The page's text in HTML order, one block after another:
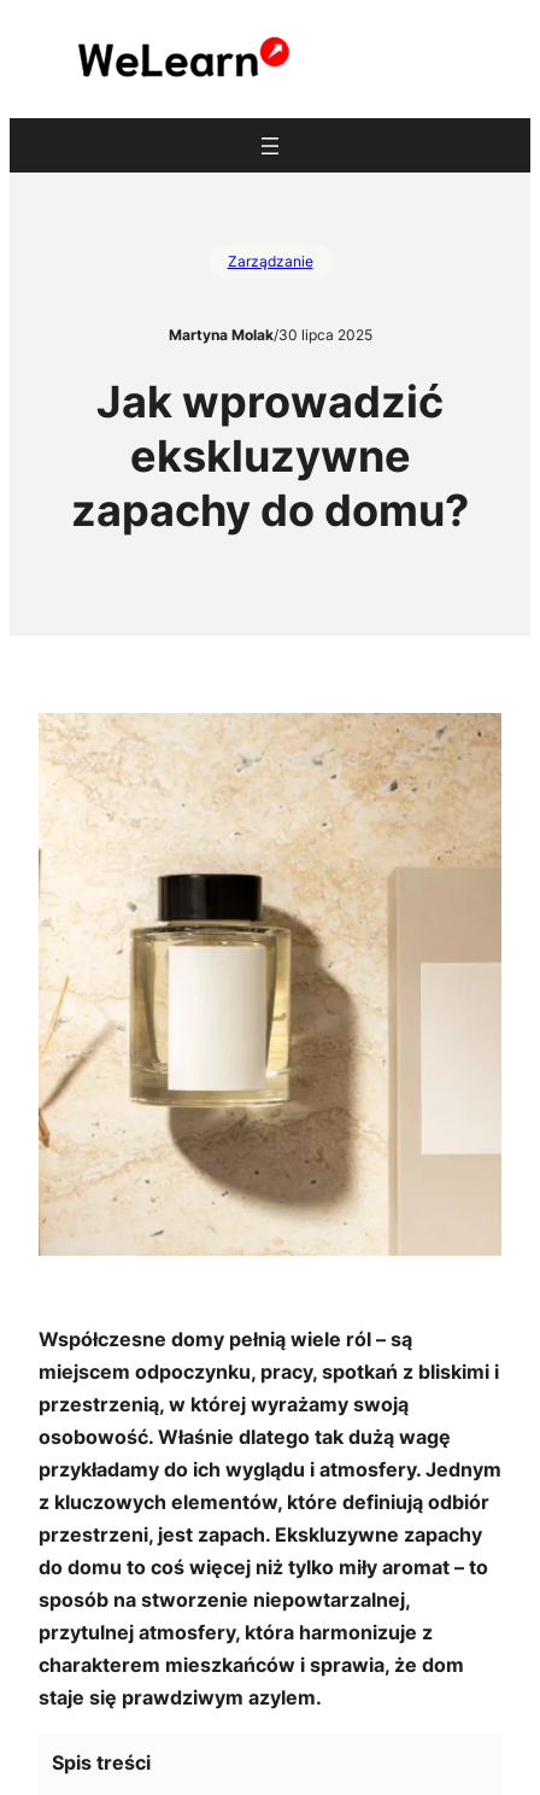
Zarządzanie
Martyna Molak/30 lipca 2025
Jak wprowadzić
ekskluzywne
zapachy do domu?
Współczesne domy pełnią wiele ról – są
miejscem odpoczynku, pracy, spotkań z bliskimi i
przestrzenią, w której wyrażamy swoją
osobowość. Właśnie dlatego tak dużą wagę
przykładamy do ich wyglądu i atmosfery. Jednym
z kluczowych elementów, które definiują odbiór
przestrzeni, jest zapach. Ekskluzywne zapachy
do domu to coś więcej niż tylko miły aromat – to
sposób na stworzenie niepowtarzalnej,
przytulnej atmosfery, która harmonizuje z
charakterem mieszkańców i sprawia, że dom
staje się prawdziwym azylem.
Spis treści